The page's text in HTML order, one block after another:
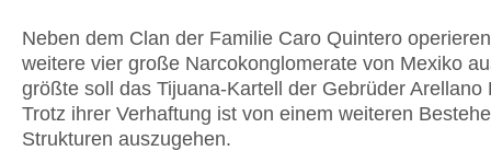
Neben dem Clan der Familie Caro Quintero
weitere vier große Narcokonglomerate von Mexiko
größte soll das Tijuana-Kartell der Gebrüder Arellano
Trotz ihrer Verhaftung ist von einem weiteren
Strukturen auszugehen.